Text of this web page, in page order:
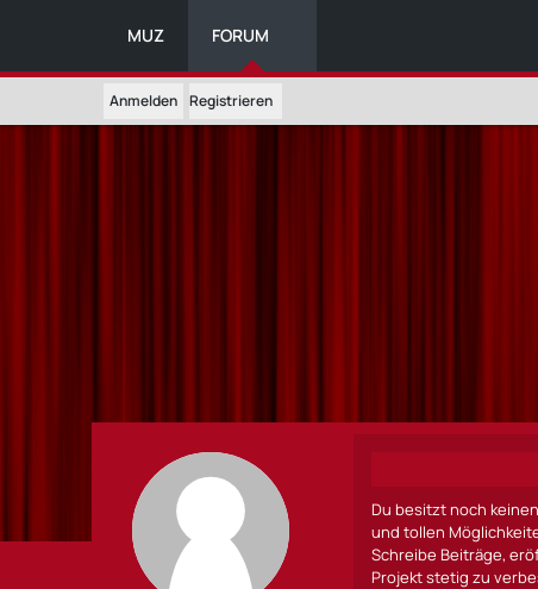
MUZ FORUM
Anmelden Registrieren
Du besitzt noch
und tollen
Schreibe Beiträge,
Projekt stetig zu